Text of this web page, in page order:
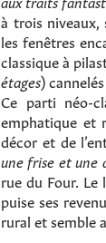
à trois niveaux,
les fenêtres
classique à
étages)
Ce parti néo-
emphatique et
décor et de
une frise et une
rue du Four. Le
puise ses
rural et semble